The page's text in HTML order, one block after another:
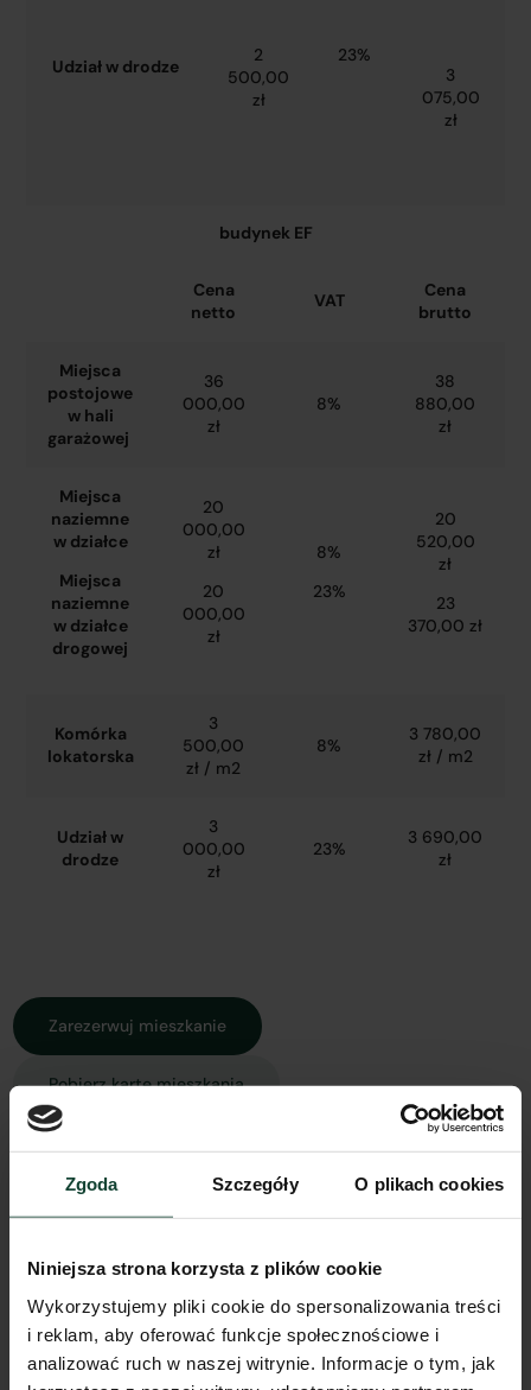
Zgoda Szczegóły O plikach cookies
Niniejsza strona korzysta z plików cookie
Wykorzystujemy pliki cookie do spersonalizowania treści
i reklam, aby oferować funkcje społecznościowe i
analizować ruch w naszej witrynie. Informacje o tym, jak
Spacer 3D Model 3D
Inne koszty związane z zakupem mieszkania:
Udział w drodze
2
500,00
zł
23%
3
075,00
zł
budynek EF
Cena
netto
VAT
Cena
brutto
Miejsca
postojowe
w hali
garażowej
36
000,00
zł
8%
38
880,00
zł
Miejsca
naziemne
w działce
Miejsca
naziemne
w działce
drogowej
20
000,00
zł
20
000,00
zł
8%
23%
20
520,00
zł
23
370,00 zł
Komórka
lokatorska
3
500,00
zł / m2
8%
3 780,00
zł / m2
Udział w
drodze
3
000,00
zł
23%
3 690,00
zł
Zarezerwuj mieszkanie
Pobierz kartę mieszkania